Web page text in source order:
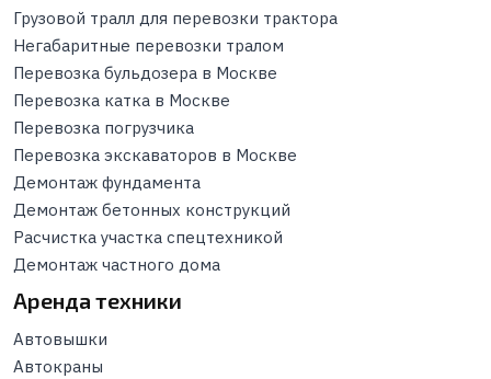
Грузовой тралл для перевозки трактора
Негабаритные перевозки тралом
Перевозка бульдозера в Москве
Перевозка катка в Москве
Перевозка погрузчика
Перевозка экскаваторов в Москве
Демонтаж фундамента
Демонтаж бетонных конструкций
Расчистка участка спецтехникой
Демонтаж частного дома
Аренда техники
Автовышки
Автокраны